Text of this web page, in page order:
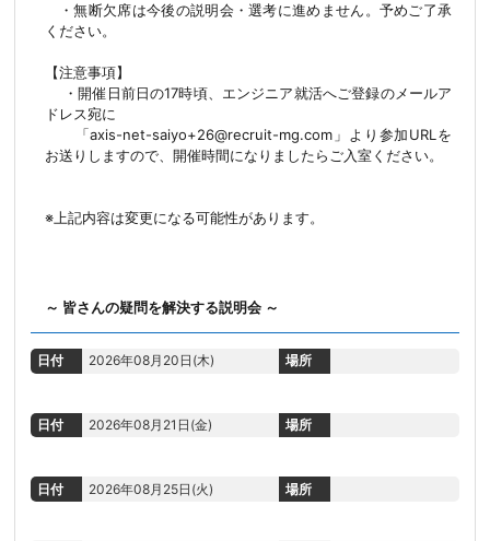
・無断欠席は今後の説明会・選考に進めません。予めご了承
ください。
【注意事項】
・開催日前日の17時頃、エンジニア就活へご登録のメールア
ドレス宛に
「axis-net-saiyo+26@recruit-mg.com」より参加URLを
お送りしますので、開催時間になりましたらご入室ください。
※上記内容は変更になる可能性があります。
～ 皆さんの疑問を解決する説明会 ～
日付 2026年08月20日(木) 場所
日付 2026年08月21日(金) 場所
日付 2026年08月25日(火) 場所